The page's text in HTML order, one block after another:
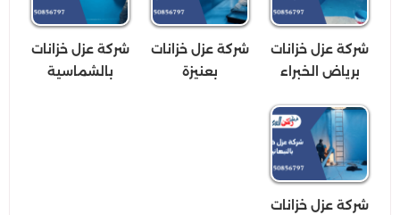
شركة عزل خزانات
برياض الخبراء
شركة عزل خزانات
بعنيزة
شركة عزل خزانات
بالشماسية
شركة عزل خزانات